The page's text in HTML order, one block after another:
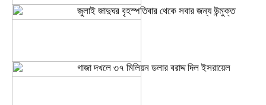
জুলাই জাদুঘর বৃহস্পতিবার থেকে সবার জন্য উন্মুক্ত
গাজা দখলে ৩৭ মিলিয়ন ডলার বরাদ্দ দিল ইসরায়েল